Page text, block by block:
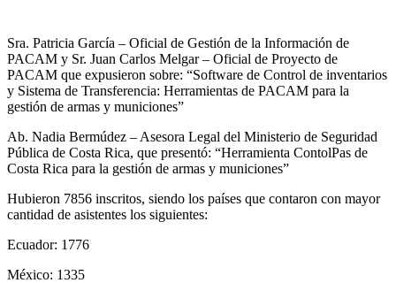
Sra. Patricia García – Oficial de Gestión de la Información de
PACAM y Sr. Juan Carlos Melgar – Oficial de Proyecto de
PACAM que expusieron sobre: “Software de Control de inventarios
y Sistema de Transferencia: Herramientas de PACAM para la
gestión de armas y municiones”
Ab. Nadia Bermúdez – Asesora Legal del Ministerio de Seguridad
Pública de Costa Rica, que presentó: “Herramienta ContolPas de
Costa Rica para la gestión de armas y municiones”
Hubieron 7856 inscritos, siendo los países que contaron con mayor
cantidad de asistentes los siguientes:
Ecuador: 1776
México: 1335